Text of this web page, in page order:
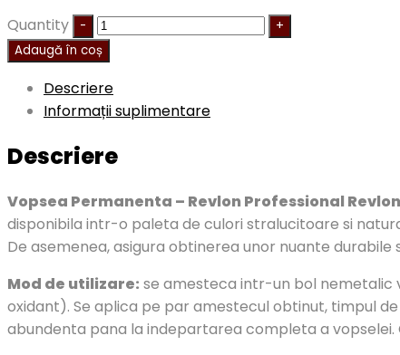
Quantity
Adaugă în coș
Descriere
Informații suplimentare
Descriere
Vopsea Permanenta – Revlon Professional
disponibila intr-o paleta de culori stralucitoare si
De asemenea, asigura obtinerea unor nuante
Mod de utilizare: se amesteca intr-un bol nemetalic
oxidant). Se aplica pe par amestecul obtinut, timpul
abundenta pana la indepartarea completa a